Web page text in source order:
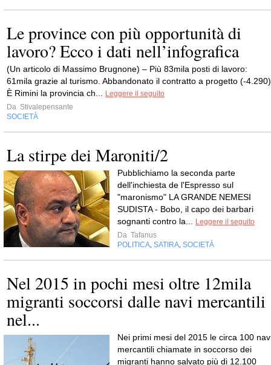
Le province con più opportunità di
lavoro? Ecco i dati nell’infografica
(Un articolo di Massimo Brugnone) – Più 83mila posti di lavoro:
61mila grazie al turismo. Abbandonato il contratto a progetto (-
È Rimini la provincia ch... Leggere il seguito
Da Stivalepensante
SOCIETÀ
La stirpe dei Maroniti/2
Pubblichiamo la seconda parte
dell'inchiesta de l'Espresso sul
"maronismo" LA GRANDE NEMESI
SUDISTA - Bobo, il capo dei barbari
sognanti contro la... Leggere il seguito
Da Tafanus
POLITICA, SATIRA, SOCIETÀ
Nel 2015 in pochi mesi oltre 12mila
migranti soccorsi dalle navi mercantili
nel...
Nei primi mesi del 2015 le circa 100
mercantili chiamate in soccorso dei
migranti hanno salvato più di 12.100